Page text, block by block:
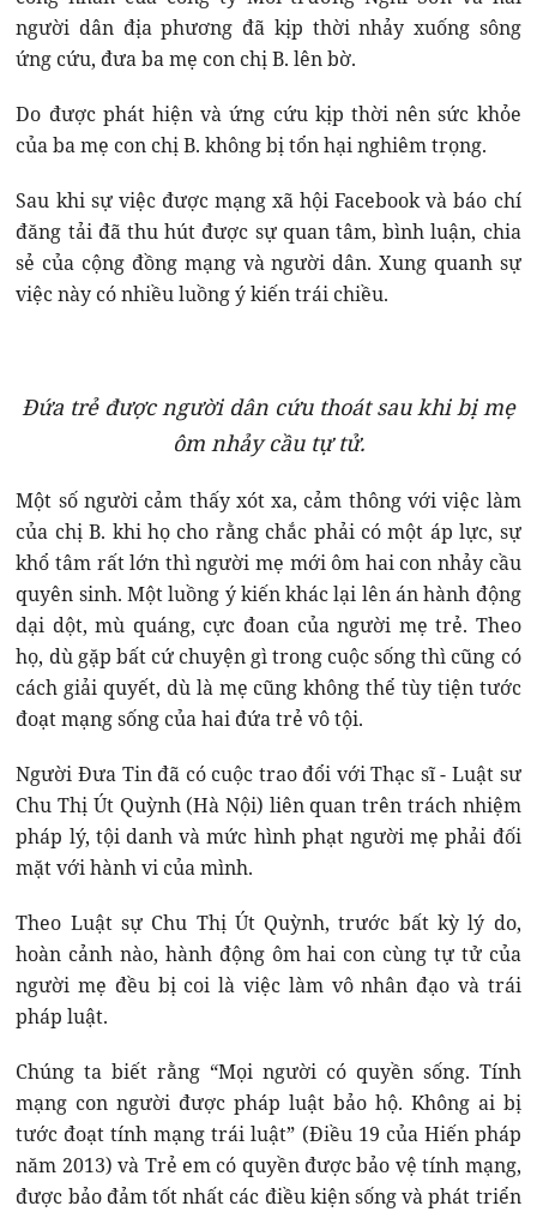
người dân địa phương đã kịp thời nhảy xuống sông
ứng cứu, đưa ba mẹ con chị B. lên bờ.
Do được phát hiện và ứng cứu kịp thời nên sức khỏe
của ba mẹ con chị B. không bị tổn hại nghiêm trọng.
Sau khi sự việc được mạng xã hội Facebook và báo chí
đăng tải đã thu hút được sự quan tâm, bình luận, chia
sẻ của cộng đồng mạng và người dân. Xung quanh sự
việc này có nhiều luồng ý kiến trái chiều.
Đứa trẻ được người dân cứu thoát sau khi bị mẹ
ôm nhảy cầu tự tử.
Một số người cảm thấy xót xa, cảm thông với việc làm
của chị B. khi họ cho rằng chắc phải có một áp lực, sự
khổ tâm rất lớn thì người mẹ mới ôm hai con nhảy cầu
quyên sinh. Một luồng ý kiến khác lại lên án hành động
dại dột, mù quáng, cực đoan của người mẹ trẻ. Theo
họ, dù gặp bất cứ chuyện gì trong cuộc sống thì cũng có
cách giải quyết, dù là mẹ cũng không thể tùy tiện tước
đoạt mạng sống của hai đứa trẻ vô tội.
Người Đưa Tin đã có cuộc trao đổi với Thạc sĩ - Luật sư
Chu Thị Út Quỳnh (Hà Nội) liên quan trên trách nhiệm
pháp lý, tội danh và mức hình phạt người mẹ phải đối
mặt với hành vi của mình.
Theo Luật sự Chu Thị Út Quỳnh, trước bất kỳ lý do,
hoàn cảnh nào, hành động ôm hai con cùng tự tử của
người mẹ đều bị coi là việc làm vô nhân đạo và trái
pháp luật.
Chúng ta biết rằng “Mọi người có quyền sống. Tính
mạng con người được pháp luật bảo hộ. Không ai bị
tước đoạt tính mạng trái luật” (Điều 19 của Hiến pháp
năm 2013) và Trẻ em có quyền được bảo vệ tính mạng,
được bảo đảm tốt nhất các điều kiện sống và phát triển